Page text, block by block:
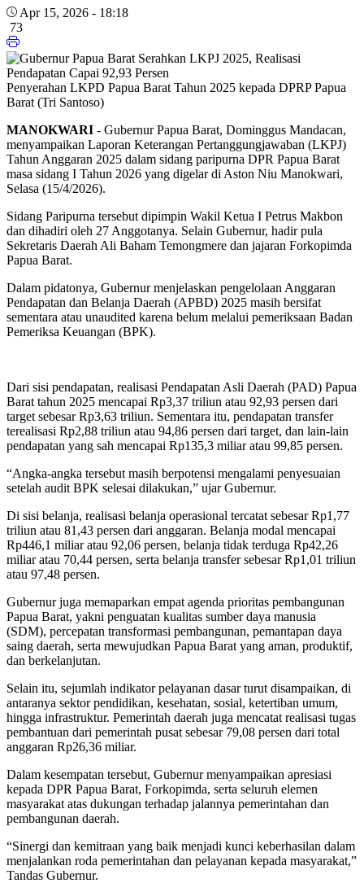
Apr 15, 2026 - 18:18
73
Penyerahan LKPD Papua Barat Tahun 2025 kepada DPRP Papua
Barat (Tri Santoso)
MANOKWARI - Gubernur Papua Barat, Dominggus Mandacan,
menyampaikan Laporan Keterangan Pertanggungjawaban (LKPJ)
Tahun Anggaran 2025 dalam sidang paripurna DPR Papua Barat
masa sidang I Tahun 2026 yang digelar di Aston Niu Manokwari,
Selasa (15/4/2026).
Sidang Paripurna tersebut dipimpin Wakil Ketua I Petrus Makbon
dan dihadiri oleh 27 Anggotanya. Selain Gubernur, hadir pula
Sekretaris Daerah Ali Baham Temongmere dan jajaran Forkopimda
Papua Barat.
Dalam pidatonya, Gubernur menjelaskan pengelolaan Anggaran
Pendapatan dan Belanja Daerah (APBD) 2025 masih bersifat
sementara atau unaudited karena belum melalui pemeriksaan Badan
Pemeriksa Keuangan (BPK).
Dari sisi pendapatan, realisasi Pendapatan Asli Daerah (PAD) Papua
Barat tahun 2025 mencapai Rp3,37 triliun atau 92,93 persen dari
target sebesar Rp3,63 triliun. Sementara itu, pendapatan transfer
terealisasi Rp2,88 triliun atau 94,86 persen dari target, dan lain-lain
pendapatan yang sah mencapai Rp135,3 miliar atau 99,85 persen.
“Angka-angka tersebut masih berpotensi mengalami penyesuaian
setelah audit BPK selesai dilakukan,” ujar Gubernur.
Di sisi belanja, realisasi belanja operasional tercatat sebesar Rp1,77
triliun atau 81,43 persen dari anggaran. Belanja modal mencapai
Rp446,1 miliar atau 92,06 persen, belanja tidak terduga Rp42,26
miliar atau 70,44 persen, serta belanja transfer sebesar Rp1,01 triliun
atau 97,48 persen.
Gubernur juga memaparkan empat agenda prioritas pembangunan
Papua Barat, yakni penguatan kualitas sumber daya manusia
(SDM), percepatan transformasi pembangunan, pemantapan daya
saing daerah, serta mewujudkan Papua Barat yang aman, produktif,
dan berkelanjutan.
Selain itu, sejumlah indikator pelayanan dasar turut disampaikan, di
antaranya sektor pendidikan, kesehatan, sosial, ketertiban umum,
hingga infrastruktur. Pemerintah daerah juga mencatat realisasi tugas
pembantuan dari pemerintah pusat sebesar 79,08 persen dari total
anggaran Rp26,36 miliar.
Dalam kesempatan tersebut, Gubernur menyampaikan apresiasi
kepada DPR Papua Barat, Forkopimda, serta seluruh elemen
masyarakat atas dukungan terhadap jalannya pemerintahan dan
pembangunan daerah.
“Sinergi dan kemitraan yang baik menjadi kunci keberhasilan dalam
menjalankan roda pemerintahan dan pelayanan kepada masyarakat,”
Tandas Gubernur.